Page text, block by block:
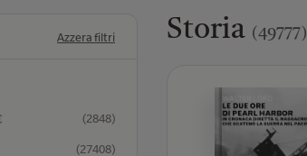
Azzera filtri
(2848)
(27408)
Storia (49777)